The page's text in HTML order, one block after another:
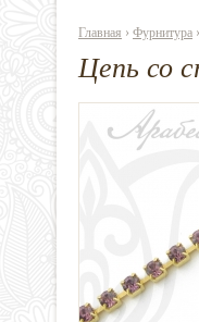
Главная › Фурнитура ›
Цепь со